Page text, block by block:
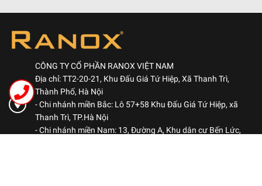
CÔNG TY CỔ PHẦN RANOX VIỆT NAM
Địa chỉ: TT2-20-21, Khu Đấu Giá Tứ Hiệp, Xã Thanh Trì,
Thành Phố, Hà Nội
- Chi nhánh miền Bắc: Lô 57+58 Khu Đấu Giá Tứ Hiệp, xã
Thanh Trì, TP.Hà Nội
- Chi nhánh miền Nam: 13, Đường A, Khu dân cư Bến Lức,